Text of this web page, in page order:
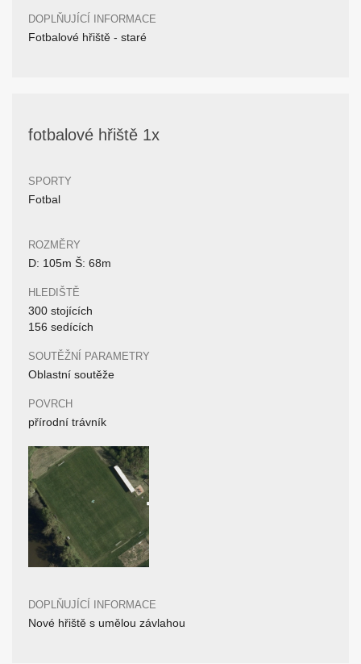
DOPLŇUJÍCÍ INFORMACE
Fotbalové hřiště - staré
fotbalové hřiště 1x
SPORTY
Fotbal
ROZMĚRY
D: 105m Š: 68m
HLEDIŠTĚ
300 stojících
156 sedících
SOUTĚŽNÍ PARAMETRY
Oblastní soutěže
POVRCH
přírodní trávník
DOPLŇUJÍCÍ INFORMACE
Nové hřiště s umělou závlahou